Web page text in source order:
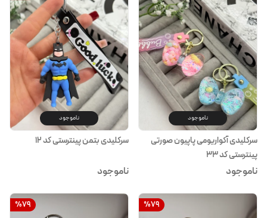
ناموجود
سرکلیدی آکواریومی پاپیون صورتی
پینترستی کد ۳۳
ناموجود
ناموجود
سرکلیدی بتمن پینترستی کد ۱۲
ناموجود
%79
%79